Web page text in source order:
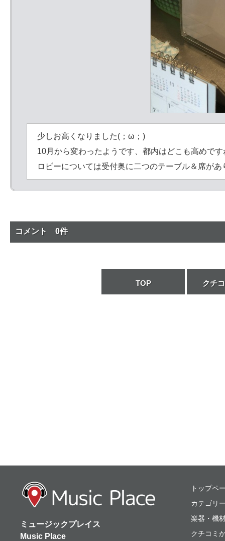
少しお高くなりました(；ω；)
10月から変わったようです、都内はどこも高めで
ロビーについては受付奥に二つのテーブル＆席が
コメント 0件
TOP クチ
ミュージックプレ
ミュージックプレイス
Music Place
トップペ
カテゴリ
楽器・機
クチコミ